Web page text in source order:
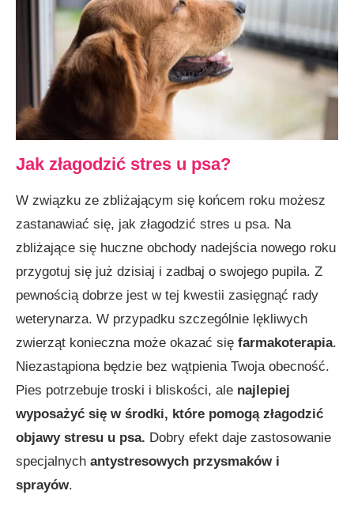
Jak złagodzić stres u psa?
W związku ze zbliżającym się końcem roku możesz
zastanawiać się, jak złagodzić stres u psa. Na
zbliżające się huczne obchody nadejścia nowego roku
przygotuj się już dzisiaj i zadbaj o swojego pupila. Z
pewnością dobrze jest w tej kwestii zasięgnąć rady
weterynarza. W przypadku szczególnie lękliwych
zwierząt konieczna może okazać się farmakoterapia.
Niezastąpiona będzie bez wątpienia Twoja obecność.
Pies potrzebuje troski i bliskości, ale najlepiej
wyposażyć się w środki, które pomogą złagodzić
objawy stresu u psa. Dobry efekt daje zastosowanie
specjalnych antystresowych przysmaków i
sprayów.